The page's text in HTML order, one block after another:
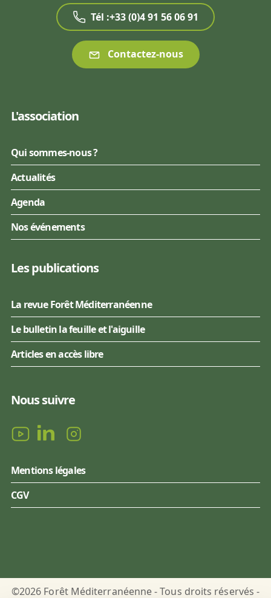
Tél :+33 (0)4 91 56 06 91
Contactez-nous
L'association
Qui sommes-nous ?
Actualités
Agenda
Nos événements
Les publications
La revue Forêt Méditerranéenne
Le bulletin la feuille et l'aiguille
Articles en accès libre
Nous suivre
Mentions légales
CGV
©2026 Forêt Méditerranéenne - Tous droits réservés -